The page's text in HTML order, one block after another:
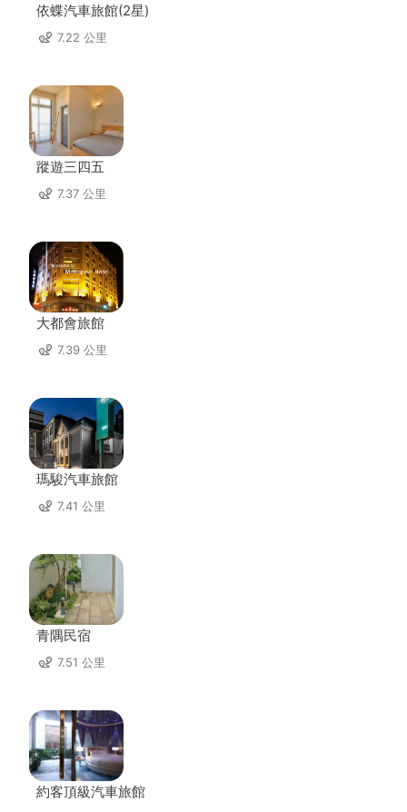
依蝶汽車旅館(2星)
7.22 公里
蹤遊三四五
7.37 公里
大都會旅館
7.39 公里
瑪駿汽車旅館
7.41 公里
青隅民宿
7.51 公里
約客頂級汽車旅館